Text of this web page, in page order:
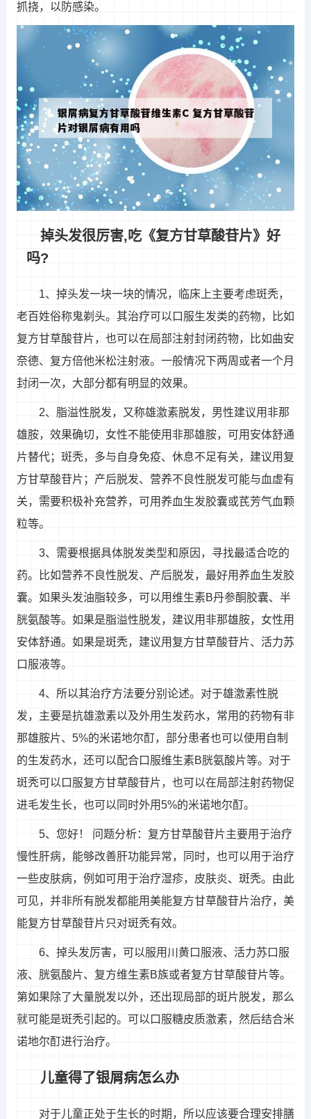
抓挠，以防感染。
掉头发很厉害,吃《复方甘草酸苷片》好
吗?
1、掉头发一块一块的情况，临床上主要考虑斑秃，
老百姓俗称鬼剃头。其治疗可以口服生发类的药物，比如
复方甘草酸苷片，也可以在局部注射封闭药物，比如曲安
奈德、复方倍他米松注射液。一般情况下两周或者一个月
封闭一次，大部分都有明显的效果。
2、脂溢性脱发，又称雄激素脱发，男性建议用非那
雄胺，效果确切，女性不能使用非那雄胺，可用安体舒通
片替代；斑秃，多与自身免疫、休息不足有关，建议用复
方甘草酸苷片；产后脱发、营养不良性脱发可能与血虚有
关，需要积极补充营养，可用养血生发胶囊或芪芳气血颗
粒等。
3、需要根据具体脱发类型和原因，寻找最适合吃的
药。比如营养不良性脱发、产后脱发，最好用养血生发胶
囊。如果头发油脂较多，可以用维生素B丹参酮胶囊、半
胱氨酸等。如果是脂溢性脱发，建议用非那雄胺，女性用
安体舒通。如果是斑秃，建议用复方甘草酸苷片、活力苏
口服液等。
4、所以其治疗方法要分别论述。对于雄激素性脱
发，主要是抗雄激素以及外用生发药水，常用的药物有非
那雄胺片、5%的米诺地尔酊，部分患者也可以使用自制
的生发药水，还可以配合口服维生素B胱氨酸片等。对于
斑秃可以口服复方甘草酸苷片，也可以在局部注射药物促
进毛发生长，也可以同时外用5%的米诺地尔酊。
5、您好！ 问题分析：复方甘草酸苷片主要用于治疗
慢性肝病，能够改善肝功能异常，同时，也可以用于治疗
一些皮肤病，例如可用于治疗湿疹，皮肤炎、斑秃。由此
可见，并非所有脱发都能用美能复方甘草酸苷片治疗，美
能复方甘草酸苷片只对斑秃有效。
6、掉头发厉害，可以服用川黄口服液、活力苏口服
液、胱氨酸片、复方维生素B族或者复方甘草酸苷片等。
第如果除了大量脱发以外，还出现局部的斑片脱发，那么
就可能是斑秃引起的。可以口服糖皮质激素，然后结合米
诺地尔酊进行治疗。
儿童得了银屑病怎么办
对于儿童正处于生长的时期，所以应该要合理安排膳